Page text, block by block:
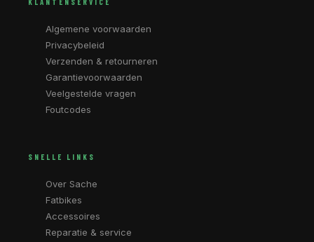
Algemene voorwaarden
Privacybeleid
Verzenden & retourneren
Garantievoorwaarden
Veelgestelde vragen
Foutcodes
SNELLE LINKS
Over Sache
Fatbikes
Accessoires
Reparatie & service